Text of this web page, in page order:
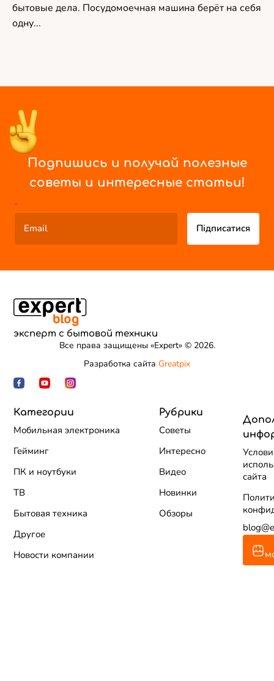
бытовые дела. Посудомоечная машина берёт на себя
одну...
Подпишись и получай полезные
советы и интересные статьи!
*
Підписатися
эксперт с бытовой техники
Все права защищены «Expert» © 2026.
Разработка сайта Greatpix
Категории
Мобильная электроника
Гейминг
ПК и ноутбуки
ТВ
Бытовая техника
Другое
Новости компании
Рубрики
Советы
Интересно
Видео
Новинки
Обзоры
сайта